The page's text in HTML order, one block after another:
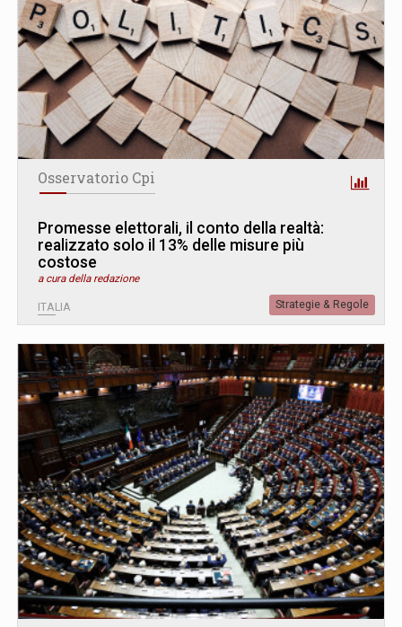
Osservatorio Cpi
Promesse elettorali, il conto della realtà:
realizzato solo il 13% delle misure più
costose
a cura della redazione
ITALIA Strategie & Regole